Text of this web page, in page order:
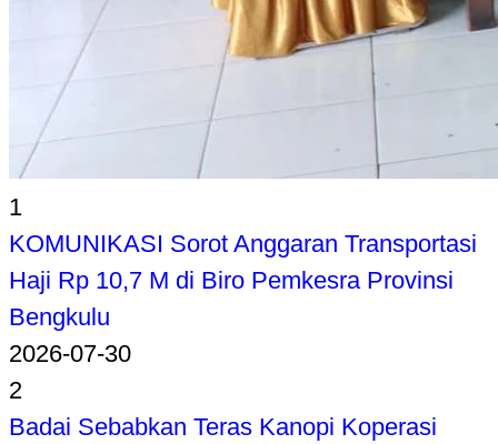
1
KOMUNIKASI Sorot Anggaran Transportasi
Haji Rp 10,7 M di Biro Pemkesra Provinsi
Bengkulu
2026-07-30
2
Badai Sebabkan Teras Kanopi Koperasi